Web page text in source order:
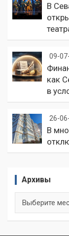
В
09-
как
в
26-
В
Архивы